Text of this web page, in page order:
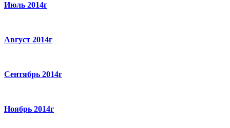
Июль 2014г
Август 2014г
Сентябрь 2014г
Ноябрь 2014г